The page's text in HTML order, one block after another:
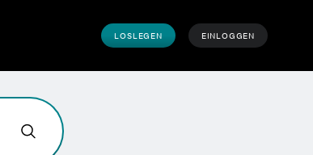
LOSLEGEN EINLOGGEN
wir helfen?